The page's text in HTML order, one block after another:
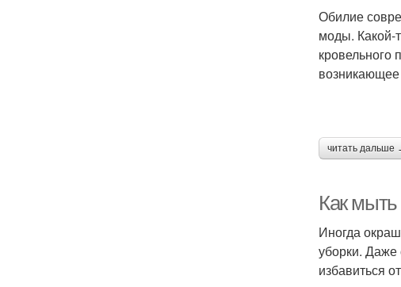
Обилие
моды. Какой-
читать дальше
Как
Иногда
уборки.
избавиться